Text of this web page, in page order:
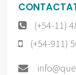
(+54-11)
(+54-911)